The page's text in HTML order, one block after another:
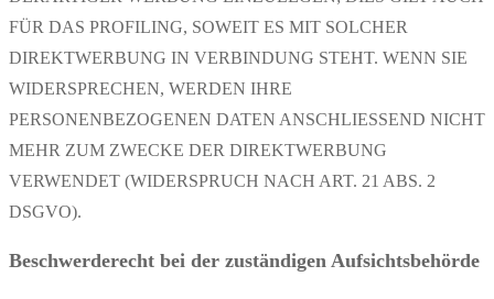
FÜR DAS PROFILING, SOWEIT ES MIT SOLCHER
DIREKTWERBUNG IN VERBINDUNG STEHT. WENN SIE
WIDERSPRECHEN, WERDEN IHRE
PERSONENBEZOGENEN DATEN ANSCHLIESSEND NICHT
MEHR ZUM ZWECKE DER DIREKTWERBUNG
VERWENDET (WIDERSPRUCH NACH ART. 21 ABS. 2
DSGVO).
Beschwerderecht bei der zuständigen Aufsichtsbehörde